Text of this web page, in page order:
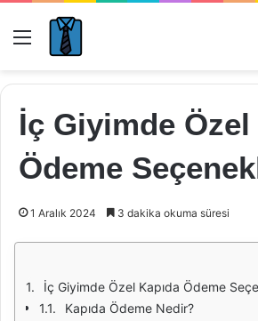
Menü
İç Giyimde Özel
Ödeme
1 Aralık 2024 3 dakika okuma süresi
İç Giyimde Özel Kapıda Ödeme
Kapıda Ödeme Nedir?